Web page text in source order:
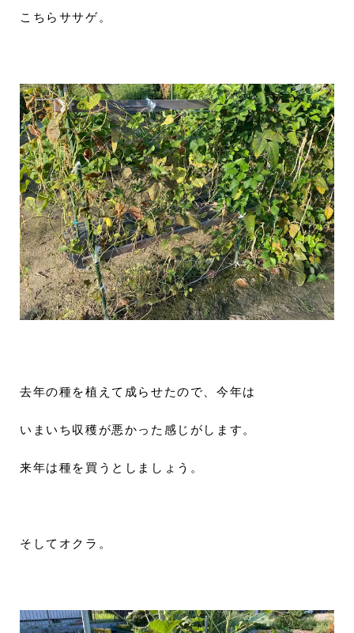
こちらササゲ。
去年の種を植えて成らせたので、今年は
いまいち収穫が悪かった感じがします。
来年は種を買うとしましょう。
そしてオクラ。